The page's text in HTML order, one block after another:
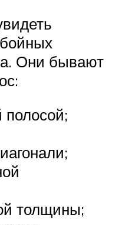
Они бывают
полосой;
толщины;